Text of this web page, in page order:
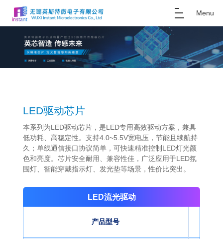
Menu
LED驱动芯片
本系列为LED驱动芯片，是LED专用高效驱动方案，兼具
低功耗、高稳定性。支持4.0~5.5V宽电压，节能且续航持
久；单线通信接口协议简单，可快速精准控制LED灯光颜
色和亮度。芯片安全耐用、兼容性佳，广泛应用于LED氛
围灯、智能穿戴指示灯、发光垫等场景，性价比突出。
LED流光驱动
产品型号